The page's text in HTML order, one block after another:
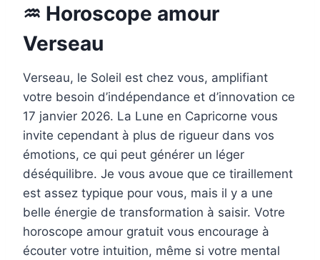
♒ Horoscope amour
Verseau
Verseau, le Soleil est chez vous, amplifiant
votre besoin d’indépendance et d’innovation ce
17 janvier 2026. La Lune en Capricorne vous
invite cependant à plus de rigueur dans vos
émotions, ce qui peut générer un léger
déséquilibre. Je vous avoue que ce tiraillement
est assez typique pour vous, mais il y a une
belle énergie de transformation à saisir. Votre
horoscope amour gratuit vous encourage à
écouter votre intuition, même si votre mental